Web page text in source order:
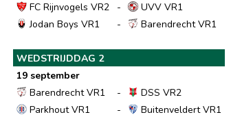
FC Rijnvogels VR2
-
UVV VR1
Jodan Boys VR1
- Barendrecht VR1
WEDSTRIJDDAG 2
19 september
Barendrecht VR1
-
DSS VR2
Parkhout VR1
-
Buitenveldert VR1